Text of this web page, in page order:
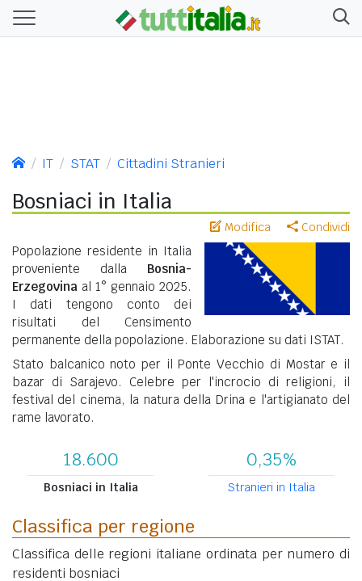
IT STAT Cittadini Stranieri
Bosniaci in Italia
Modifica Condividi
Popolazione residente in Italia
proveniente dalla Bosnia-
Erzegovina al 1° gennaio 2025.
I dati tengono conto dei
risultati del Censimento
permanente della popolazione. Elaborazione su dati ISTAT.
Stato balcanico noto per il Ponte Vecchio di Mostar e il
bazar di Sarajevo. Celebre per l'incrocio di religioni, il
festival del cinema, la natura della Drina e l'artigianato del
rame lavorato.
18.600
Bosniaci in Italia
0,35%
Stranieri in Italia
Classifica per regione
Classifica delle regioni italiane ordinata per numero di
residenti bosniaci